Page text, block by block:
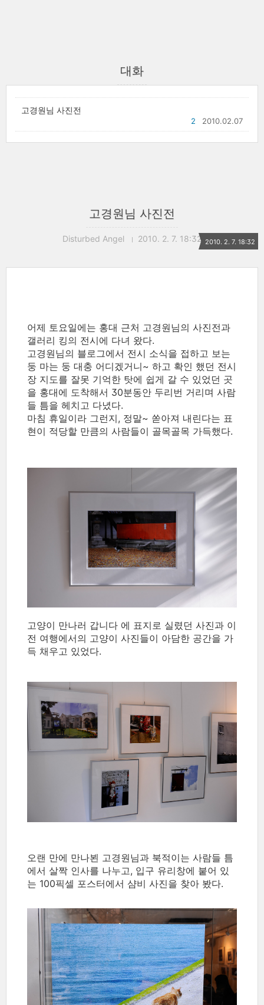
대화
고경원님 사진전
2010.02.07
2
고경원님 사진전
Disturbed Angel 2010. 2. 7. 18:32 2010. 2. 7. 18:32
어제 토요일에는 홍대 근처 고경원님의 사진전과
갤러리 킹의 전시에 다녀 왔다.
고경원님의 블로그에서 전시 소식을 접하고 보는
둥 마는 둥 대충 어디겠거니~ 하고 확인 했던 전시
장 지도를 잘못 기억한 탓에 쉽게 갈 수 있었던 곳
을 홍대에 도착해서 30분동안 두리번 거리며 사람
들 틈을 헤치고 다녔다.
마침 휴일이라 그런지, 정말~ 쏟아져 내린다는 표
현이 적당할 만큼의 사람들이 골목골목 가득했다.
고양이 만나러 갑니다 에 표지로 실렸던 사진과 이
전 여행에서의 고양이 사진들이 아담한 공간을 가
득 채우고 있었다.
오랜 만에 만나뵌 고경원님과 북적이는 사람들 틈
에서 살짝 인사를 나누고, 입구 유리창에 붙어 있
는 100픽셀 포스터에서 샴비 사진을 찾아 봤다.